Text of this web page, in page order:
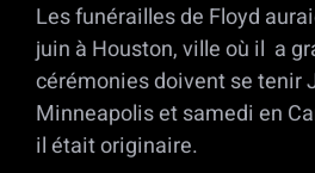
Les funérailles de Floyd
juin à Houston, ville où il a
cérémonies doivent se tenir
Minneapolis et samedi en
il était originaire.